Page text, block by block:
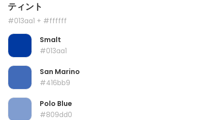
ティント
#013aa1 + #ffffff
Smalt
#013aa1
San Marino
#416bb9
Polo Blue
#809dd0